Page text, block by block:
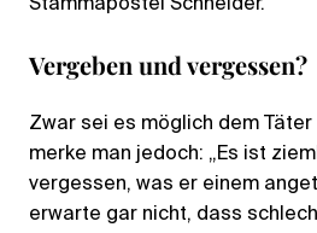
Stammapostel Schneider.
Vergeben und vergessen?
Zwar sei es möglich dem
merke man jedoch: „Es ist
vergessen, was er einem
erwarte gar nicht, dass